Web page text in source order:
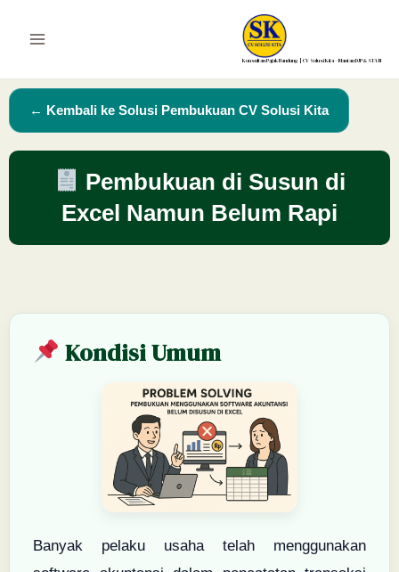
Main
Menu
Konsultan Pajak Bandung | CV Solusi Kita – Mantan DJP & STAN
← Kembali ke Solusi Pembukuan CV Solusi Kita
Pembukuan di Susun di
Excel Namun Belum Rapi
Kondisi Umum
Banyak pelaku usaha telah menggunakan